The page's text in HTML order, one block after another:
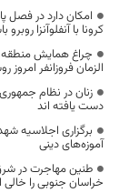
امکان دارد در فصل
کرونا با آنفلوآنزا روبرو
چراغ همایش منطقه
الزمان فروزانفر
زنان در نظام
دست یافته اند
برگزاری اجلاسیه
آموزه‌های دینی
خراسان جنوبی را خالی